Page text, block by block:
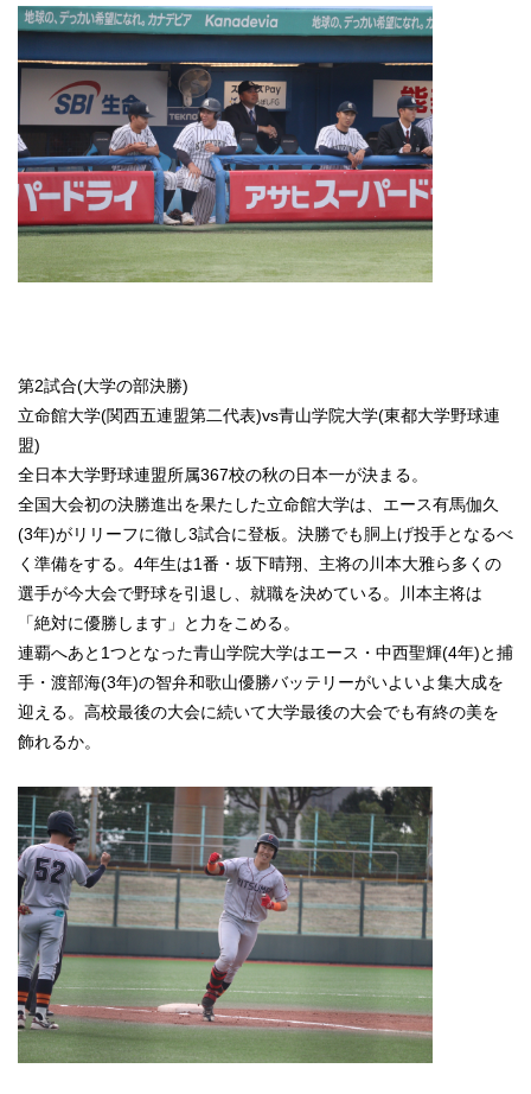
第2試合(大学の部決勝)
立命館大学(関西五連盟第二代表)vs青山学院大学(東都大学野球連
盟)
全日本大学野球連盟所属367校の秋の日本一が決まる。
全国大会初の決勝進出を果たした立命館大学は、エース有馬伽久
(3年)がリリーフに徹し3試合に登板。決勝でも胴上げ投手となるべ
く準備をする。4年生は1番・坂下晴翔、主将の川本大雅ら多くの
選手が今大会で野球を引退し、就職を決めている。川本主将は
「絶対に優勝します」と力をこめる。
連覇へあと1つとなった青山学院大学はエース・中西聖輝(4年)と捕
手・渡部海(3年)の智弁和歌山優勝バッテリーがいよいよ集大成を
迎える。高校最後の大会に続いて大学最後の大会でも有終の美を
飾れるか。